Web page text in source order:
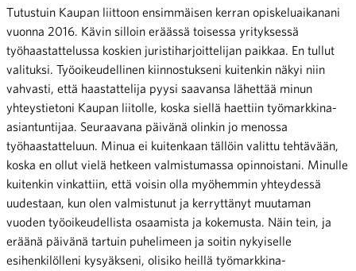
Tutustuin Kaupan liittoon ensimmäisen kerran opiskeluaikanani
vuonna 2016. Kävin silloin eräässä toisessa yrityksessä
työhaastattelussa koskien juristiharjoittelijan paikkaa. En tullut
valituksi. Työoikeudellinen kiinnostukseni kuitenkin näkyi niin
vahvasti, että haastattelija pyysi saavansa lähettää minun
yhteystietoni Kaupan liitolle, koska siellä haettiin työmarkkina-
asiantuntijaa. Seuraavana päivänä olinkin jo menossa
työhaastatteluun. Minua ei kuitenkaan tällöin valittu tehtävään,
koska en ollut vielä hetkeen valmistumassa opinnoistani. Minulle
kuitenkin vinkattiin, että voisin olla myöhemmin yhteydessä
uudestaan, kun olen valmistunut ja kerryttänyt muutaman
vuoden työoikeudellista osaamista ja kokemusta. Näin tein, ja
eräänä päivänä tartuin puhelimeen ja soitin nykyiselle
esihenkilölleni kysyäkseni, olisiko heillä työmarkkina-